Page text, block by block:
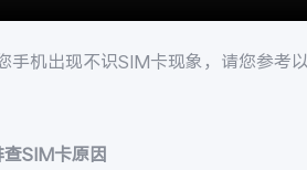
手机出现不识SIM卡现象，请您参考
查SIM卡原因